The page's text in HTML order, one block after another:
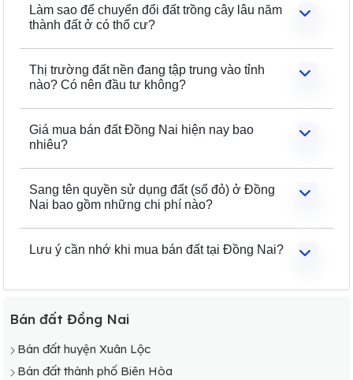
Làm sao để chuyển đổi đất trồng cây lâu năm
thành đất ở có thổ cư?
Thị trường đất nền đang tập trung vào tỉnh
nào? Có nên đầu tư không?
Giá mua bán đất Đồng Nai hiện nay bao
nhiêu?
Sang tên quyền sử dụng đất (sổ đỏ) ở Đồng
Nai bao gồm những chi phí nào?
Lưu ý cần nhớ khi mua bán đất tại Đồng Nai?
Bán đất Đồng Nai
Bán đất huyện Xuân Lộc
Bán đất thành phố Biên Hòa